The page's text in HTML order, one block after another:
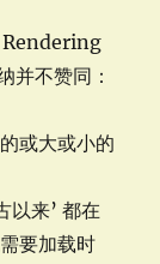
Rendering
并不赞同：
或大或小的
以来’ 都在
要加载时